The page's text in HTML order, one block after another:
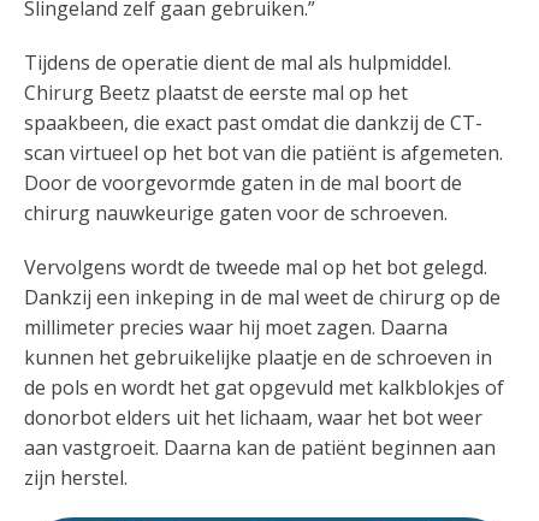
Slingeland zelf gaan gebruiken.”
Tijdens de operatie dient de mal als hulpmiddel.
Chirurg Beetz plaatst de eerste mal op het
spaakbeen, die exact past omdat die dankzij de CT-
scan virtueel op het bot van die patiënt is afgemeten.
Door de voorgevormde gaten in de mal boort de
chirurg nauwkeurige gaten voor de schroeven.
Vervolgens wordt de tweede mal op het bot gelegd.
Dankzij een inkeping in de mal weet de chirurg op de
millimeter precies waar hij moet zagen. Daarna
kunnen het gebruikelijke plaatje en de schroeven in
de pols en wordt het gat opgevuld met kalkblokjes of
donorbot elders uit het lichaam, waar het bot weer
aan vastgroeit. Daarna kan de patiënt beginnen aan
zijn herstel.